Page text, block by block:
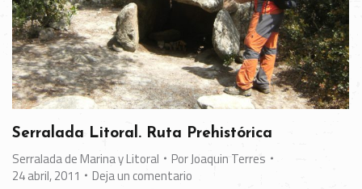
Serralada Litoral. Ruta Prehistórica
Serralada de Marina y Litoral PorJoaquin Terres
24 abril, 2011
Deja un comentario